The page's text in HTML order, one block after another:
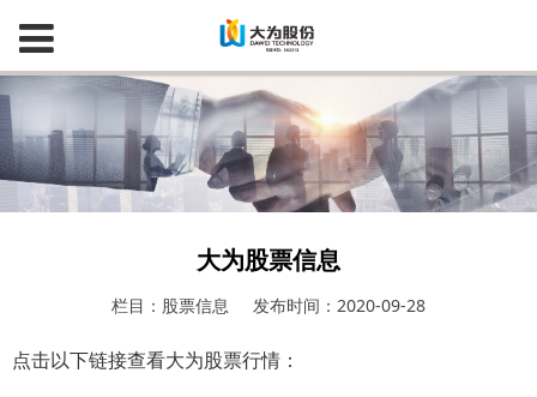
大为股票信息
栏目：股票信息 发布时间：2020-09-28
点击以下链接查看大为股票行情：